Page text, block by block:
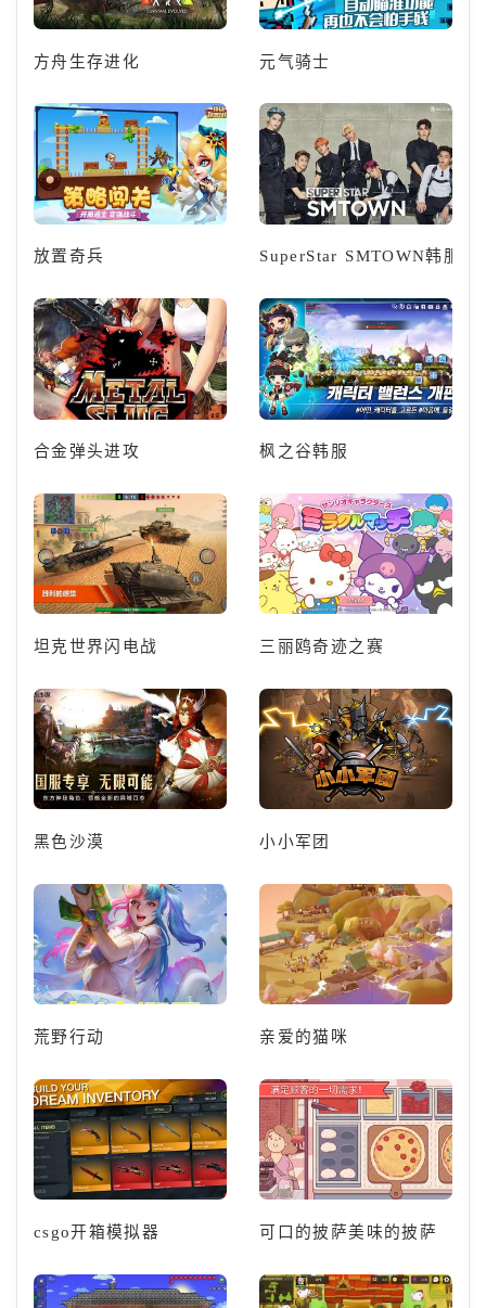
方舟生存进化 元气骑士
放置奇兵 SuperStar SMTOWN韩服
合金弹头进攻 枫之谷韩服
坦克世界闪电战 三丽鸥奇迹之赛
黑色沙漠 小小军团
荒野行动 亲爱的猫咪
csgo开箱模拟器 可口的披萨美味的披萨